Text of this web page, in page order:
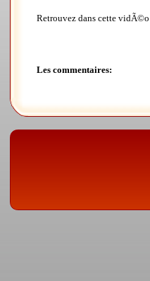
Retrouvez dans cette
Les commentaires: